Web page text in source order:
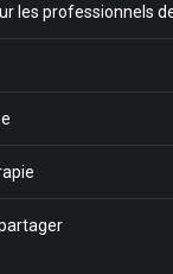
les professionnels